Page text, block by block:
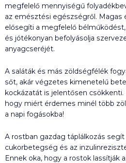
megfelelő mennyiségű
az emésztési egészségről. Magas
elősegíti a megfelelő
és jótékonyan befolyásolja
anyagcseréjét.
A saláták és más zöldségfélék
sőt, akár végzetes kimenetelű
kockázatát is jelentősen
hogy miért érdemes minél több
a napi fogásokba!
A rostban gazdag táplálkozás
cukorbetegség és az
Ennek oka, hogy a rostok lassítják